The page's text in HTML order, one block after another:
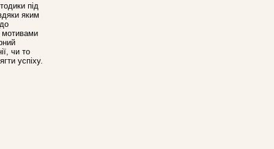
під
яким
мотивами
чи то
успіху.